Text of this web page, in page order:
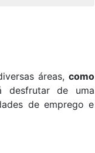
áreas, como
desfrutar de uma
de emprego e